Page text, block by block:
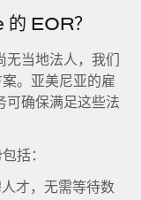
and picture a
EOR？
无当地法人，我们
。亚美尼亚的雇
可确保满足这些法
括：
才，无需等待数